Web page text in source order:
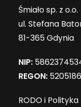
Śmiało sp. z o.o.
ul. Stefana
81-365 Gdynia
NIP:
REGON:
RODO i